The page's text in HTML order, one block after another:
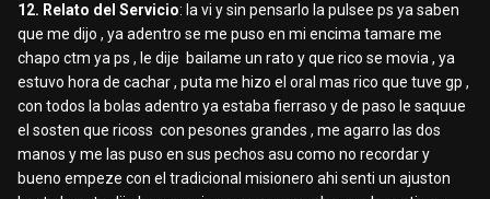
12. Relato del Servicio: la vi y sin pensarlo la pulsee ps ya saben
que me dijo , ya adentro se me puso en mi encima tamare me
chapo ctm ya ps , le dije bailame un rato y que rico se movia , ya
estuvo hora de cachar , puta me hizo el oral mas rico que tuve gp ,
con todos la bolas adentro ya estaba fierraso y de paso le saquue
el sosten que ricoss con pesones grandes , me agarro las dos
manos y me las puso en sus pechos asu como no recordar y
bueno empeze con el tradicional misionero ahi senti un ajuston